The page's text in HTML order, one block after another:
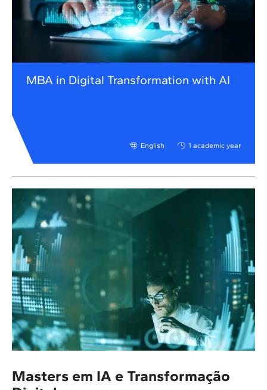
MBA in Digital Transformation with AI
English 1 academic year
Masters em IA e Transformação